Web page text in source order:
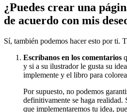
Nezaradené
Sin categorizar
¿Puedes crear una
de acuerdo con mis
Sí, también podemos hacer esto por ti.
Escríbanos en los comentarios
y si a su ilustrador le gusta su
implemente y el libro para
Por supuesto, no podemos
definitivamente se haga realidad.
que implementaremos tu idea,